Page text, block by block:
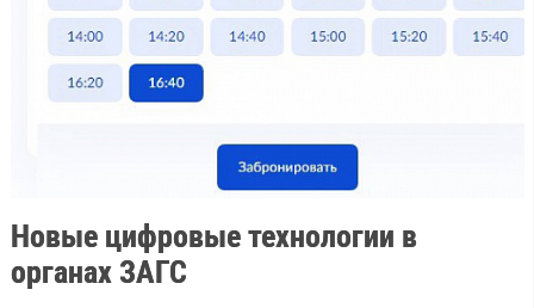
Новые цифровые технологии в
органах ЗАГС